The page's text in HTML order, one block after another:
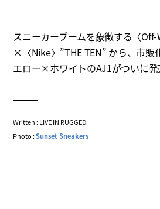
スニーカーブームを象徴する〈Off-
×〈Nike〉”THE TEN” から、市販
エロー×ホワイトのAJ1がついに発
Written : LIVE IN RUGGED
Photo :Sunset Sneakers